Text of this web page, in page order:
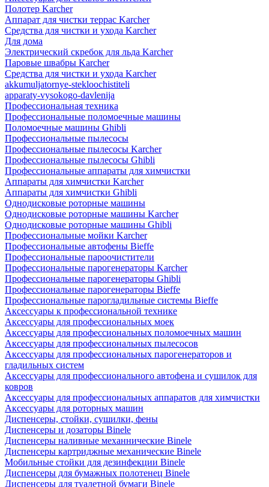
Полотер Karcher
Аппарат для чистки террас Karcher
Средства для чистки и ухода Karcher
Для дома
Электрический скребок для льда Karcher
Паровые швабры Karcher
Средства для чистки и ухода Karcher
akkumuljatornye-stekloochistiteli
apparaty-vysokogo-davlenija
Профессиональная техника
Профессиональные поломоечные машины
Поломоечные машины Ghibli
Профессиональные пылесосы
Профессиональные пылесосы Karcher
Профессиональные пылесосы Ghibli
Профессиональные аппараты для химчистки
Аппараты для химчистки Karcher
Аппараты для химчистки Ghibli
Однодисковые роторные машины
Однодисковые роторные машины Karcher
Однодисковые роторные машины Ghibli
Профессиональные мойки Karcher
Профессиональные автофены Bieffe
Профессиональные пароочистители
Профессиональные парогенераторы Karcher
Профессиональные парогенераторы Ghibli
Профессиональные парогенераторы Bieffe
Профессиональные парогладильные системы Bieffe
Аксессуары к профессиональной технике
Аксессуары для профессиональных моек
Аксессуары для профессиональных поломоечных машин
Аксессуары для профессиональных пылесосов
Аксессуары для профессиональных парогенераторов и
гладильных систем
Аксессуары для профессионального автофена и сушилок для
ковров
Аксессуары для профессиональных аппаратов для химчистки
Аксессуары для роторных машин
Диспенсеры, стойки, сушилки, фены
Диспенсеры и дозаторы Binele
Диспенсеры наливные механнические Binele
Диспенсеры картриджные механические Binele
Мобильные стойки для дезинфекции Binele
Диспенсеры для бумажных полотенец Binele
Диспенсеры для туалетной бумаги Binele